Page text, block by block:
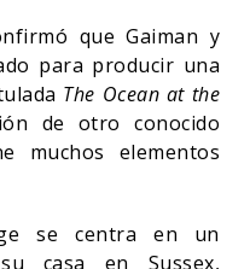
que Gaiman y
para producir una
The Ocean at the
de otro conocido
muchos elementos
se centra en un
casa en Sussex,